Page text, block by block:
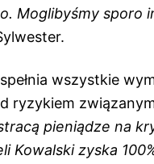
Moglibyśmy sporo
wszystkie
ryzykiem
pieniądze na
Kowalski zyska